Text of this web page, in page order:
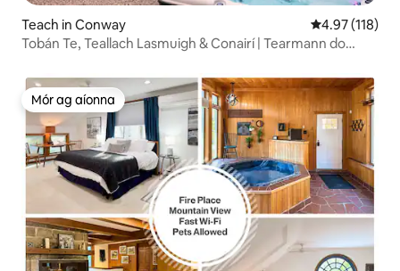
Teach in Conway Meánrátáil
4.97 (118)
Tobán Te, Teallach Lasmuigh & Conairí | Tearmann do
Mór ag aíonna
Mór ag aíonna